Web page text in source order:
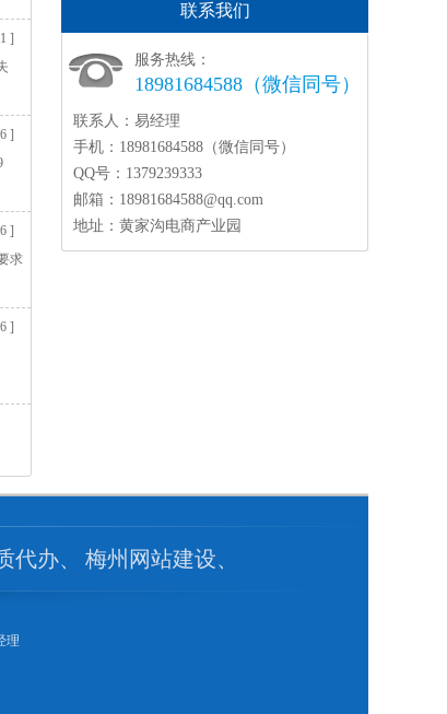
]
]
]
求
]
联系我们
服务热线：
18981684588（微信同号）
联系人： 易经理
手机： 18981684588（微信同号）
QQ号： 1379239333
邮箱： 18981684588@qq.com
地址： 黄家沟电商产业园
代办、 梅州网站建设、
理